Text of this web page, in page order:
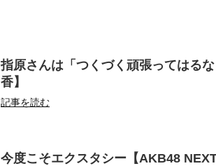
指原さんは「つくづく頑張ってはる
香】
記事を読む
今度こそエクスタシー【AKB48